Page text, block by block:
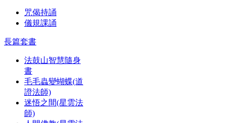
咒偈持誦
儀規課誦
長篇套書
法鼓山智慧隨身
書
毛毛蟲變蝴蝶(道
證法師)
迷悟之間(星雲法
師)